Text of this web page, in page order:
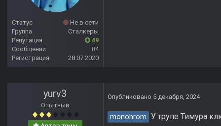
Статус
Не в сети
Группа
Сталкеры
Репутация
49
Сообщений
84
Регистрация
28.07.2020
yurv3
Опытный
Опубликовано 5 декабря, 2024
monohrom У трупе Тимура